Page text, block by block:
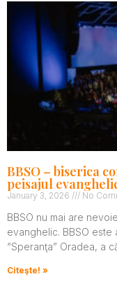
BBSO – biserica
peisajul
January 3, 2026 No
BBSO nu mai are
evanghelic. BBSO este
“Speranţa” Oradea, a
Citeşte! »